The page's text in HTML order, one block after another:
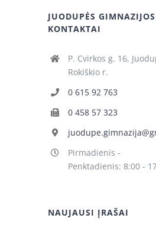
JUODUPĖS GIMNAZIJOS
KONTAKTAI
P. Cvirkos g. 16,
Rokiškio r.
0 615 92 763
0 458 57 323
Pirmadienis -
Penktadienis: 8:00 -
NAUJAUSI ĮRAŠAI